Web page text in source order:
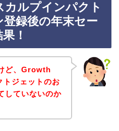
ルプインパクト
録後の年末セー
！
ど、Growth
ジェットのお
していないのか